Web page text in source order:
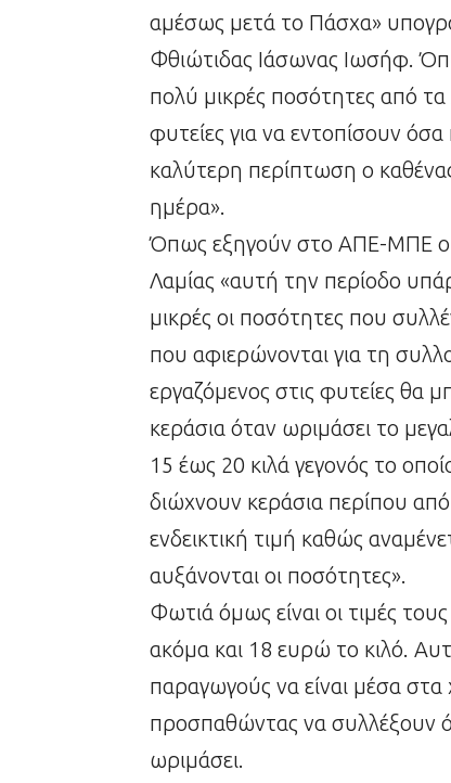
αμέσως μετά το Πάσχα»
Φθιώτιδας Ιάσωνας Ιωσήφ.
πολύ μικρές ποσότητες από
φυτείες για να εντοπίσουν
καλύτερη περίπτωση ο
ημέρα».
Όπως εξηγούν στο ΑΠΕ-ΜΠΕ
Λαμίας «αυτή την περίοδο
μικρές οι ποσότητες που
που αφιερώνονται για τη
εργαζόμενος στις φυτείες θα
κεράσια όταν ωριμάσει το
15 έως 20 κιλά γεγονός το
διώχνουν κεράσια περίπου
ενδεικτική τιμή καθώς
αυξάνονται οι ποσότητες».
Φωτιά όμως είναι οι τιμές
ακόμα και 18 ευρώ το κιλό.
παραγωγούς να είναι μέσα
προσπαθώντας να συλλέξουν
ωριμάσει.